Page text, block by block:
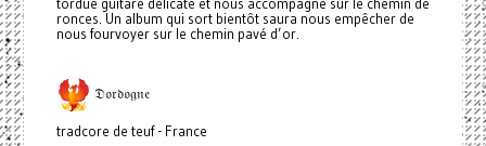
ronces. Un album qui sort bientôt saura nous empêcher de
nous fourvoyer sur le chemin pavé d’or.
𝔇𝔬𝔯𝔡𝔬𝔤𝔫𝔢
tradcore de teuf - France